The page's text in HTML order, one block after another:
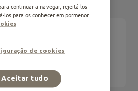
dia?
Nutrição
continuar a navegar, rejeitá-los
los para os conhecer em pormenor.
de cookies
Aceitar tudo